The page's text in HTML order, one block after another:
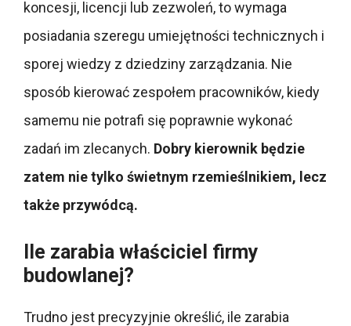
koncesji, licencji lub zezwoleń, to wymaga
posiadania szeregu umiejętności technicznych i
sporej wiedzy z dziedziny zarządzania. Nie
sposób kierować zespołem pracowników, kiedy
samemu nie potrafi się poprawnie wykonać
zadań im zlecanych. Dobry kierownik będzie
zatem nie tylko świetnym rzemieślnikiem, lecz
także przywódcą.
Ile zarabia właściciel firmy
budowlanej?
Trudno jest precyzyjnie określić, ile zarabia